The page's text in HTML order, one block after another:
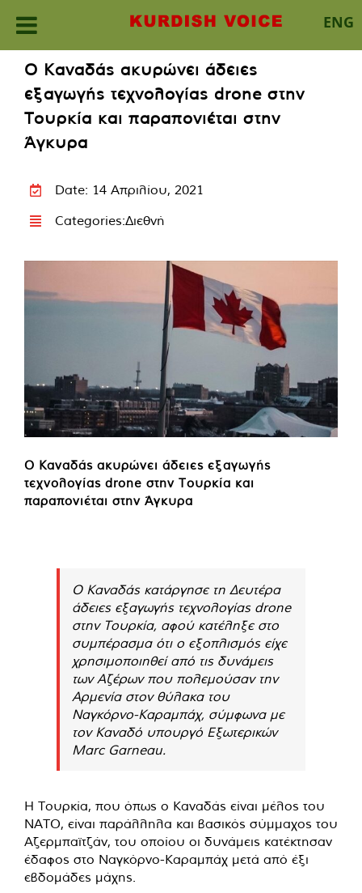
ENG
content
Ο Καναδάς ακυρώνει άδειες
εξαγωγής τεχνολογίας drone στην
Τουρκία και παραπονιέται στην
Άγκυρα
Date: 14 Απριλίου, 2021
Categories:Διεθνή
Ο Καναδάς ακυρώνει άδειες εξαγωγής
τεχνολογίας drone στην Τουρκία και
παραπονιέται στην Άγκυρα
Ο Καναδάς κατάργησε τη Δευτέρα
άδειες εξαγωγής τεχνολογίας drone
στην Τουρκία, αφού κατέληξε στο
συμπέρασμα ότι ο εξοπλισμός είχε
χρησιμοποιηθεί από τις δυνάμεις
των Αζέρων που πολεμούσαν την
Αρμενία στον θύλακα του
Ναγκόρνο-Καραμπάχ, σύμφωνα με
τον Καναδό υπουργό Εξωτερικών
Marc Garneau.
Η Τουρκία, που όπως ο Καναδάς είναι μέλος του
ΝΑΤΟ, είναι παράλληλα και βασικός σύμμαχος του
Αζερμπαϊτζάν, του οποίου οι δυνάμεις κατέκτησαν
έδαφος στο Ναγκόρνο-Καραμπάχ μετά από έξι
εβδομάδες μάχης.